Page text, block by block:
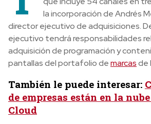
la incorporación de Andrés
director ejecutivo de adquisiciones.
ejecutivo tendrá responsabilidades
adquisición de programación y
pantallas del portafolio demarcasde
También le puede interesar:
de empresas están en la
Cloud